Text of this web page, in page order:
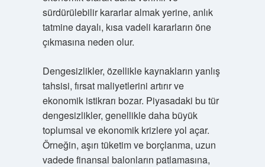
sürdürülebilir kararlar almak yerine, anlık
tatmine dayalı, kısa vadeli kararların öne
çıkmasına neden olur.
Dengesizlikler, özellikle kaynakların yanlış
tahsisi, fırsat maliyetlerini artırır ve
ekonomik istikrarı bozar. Piyasadaki bu tür
dengesizlikler, genellikle daha büyük
toplumsal ve ekonomik krizlere yol açar.
Örneğin, aşırı tüketim ve borçlanma, uzun
vadede finansal balonların patlamasına,